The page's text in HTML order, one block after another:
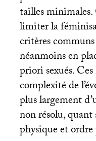
tailles minimales.
limiter la
critères
néanmoins en
priori sexués.
complexité de
plus largement
non résolu, quant
physique et